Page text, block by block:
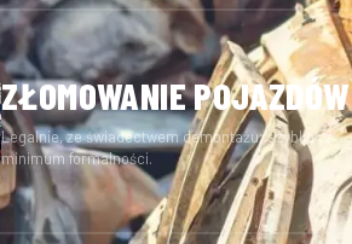
ZŁOMOWANIE POJAZDÓW
Legalnie, ze świadectwem demontażu; szybko i z
minimum formalności.